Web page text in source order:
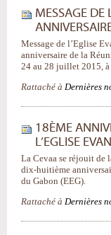
MESSAGE DE
Message de l’Eglise
anniversaire de la
24 au 28 juillet 2015,
Rattaché à Dernières
18ÈME
L’EGLISE
La Cevaa se réjouit
dix-huitième
du Gabon (EEG).
Rattaché à Dernières